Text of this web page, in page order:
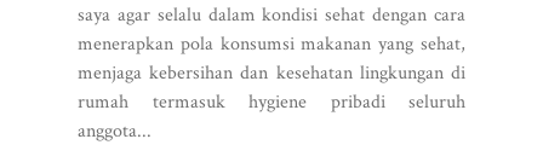
saya agar selalu dalam kondisi sehat dengan cara
menerapkan pola konsumsi makanan yang sehat,
menjaga kebersihan dan kesehatan lingkungan di
rumah termasuk hygiene pribadi seluruh
anggota...